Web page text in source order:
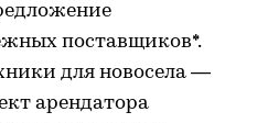
поставщиков*.
для новосела —
арендатора